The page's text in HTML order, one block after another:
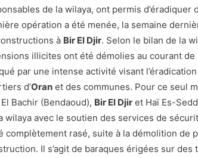
de la wilaya, ont permis d’éradiquer
opération a été menée, la semaine
à Bir El Djir. Selon le bilan de la
illicites ont été démolies au courant
par une intense activité visant
d’Oran et des communes. Pour ce seul
Bachir (Bendaoud), Bir El Djir et Haï Es-
wilaya avec le soutien des services de
complètement rasé, suite à la démolition
Il s’agit de baraques érigées sur